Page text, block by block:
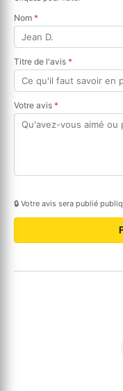
Nom *
Titre de l'avis *
Votre avis *
🔒 Votre avis sera publié